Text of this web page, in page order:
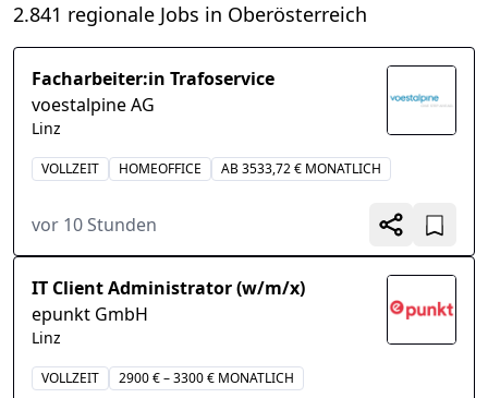
2.841 regionale Jobs in Oberösterreich
Facharbeiter:in Trafoservice
voestalpine AG
Linz
VOLLZEIT HOMEOFFICE AB 3533,72 € MONATLICH
vor 10 Stunden
IT Client Administrator (w/m/x)
epunkt GmbH
Linz
VOLLZEIT 2900 € – 3300 € MONATLICH